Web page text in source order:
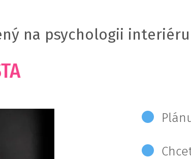
na psychologii interiéru